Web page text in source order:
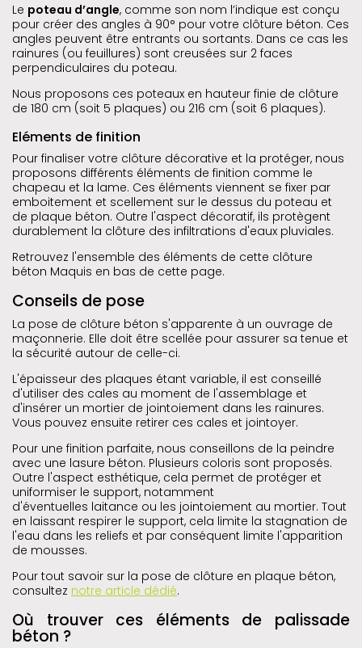
Le poteau d’angle, comme son nom l’indique est conçu
pour créer des angles à 90° pour votre clôture béton. Ces
angles peuvent être entrants ou sortants. Dans ce cas les
rainures (ou feuillures) sont creusées sur 2 faces
perpendiculaires du poteau.
Nous proposons ces poteaux en hauteur finie de clôture
de 180 cm (soit 5 plaques) ou 216 cm (soit 6 plaques).
Eléments de finition
Pour finaliser votre clôture décorative et la protéger, nous
proposons différents éléments de finition comme le
chapeau et la lame. Ces éléments viennent se fixer par
emboitement et scellement sur le dessus du poteau et
de plaque béton. Outre l'aspect décoratif, ils protègent
durablement la clôture des infiltrations d'eaux pluviales.
Retrouvez l'ensemble des éléments de cette clôture
béton Maquis en bas de cette page.
Conseils de pose
La pose de clôture béton s'apparente à un ouvrage de
maçonnerie. Elle doit être scellée pour assurer sa tenue et
la sécurité autour de celle-ci.
L'épaisseur des plaques étant variable, il est conseillé
d'utiliser des cales au moment de l'assemblage et
d'insérer un mortier de jointoiement dans les rainures.
Vous pouvez ensuite retirer ces cales et jointoyer.
Pour une finition parfaite, nous conseillons de la peindre
avec une lasure béton. Plusieurs coloris sont proposés.
Outre l'aspect esthétique, cela permet de protéger et
uniformiser le support, notamment
d'éventuelles laitance ou les jointoiement au mortier. Tout
en laissant respirer le support, cela limite la stagnation de
l'eau dans les reliefs et par conséquent limite l'apparition
de mousses.
Pour tout savoir sur la pose de clôture en plaque béton,
consultez notre article dédié.
Où trouver ces éléments de palissade
béton ?